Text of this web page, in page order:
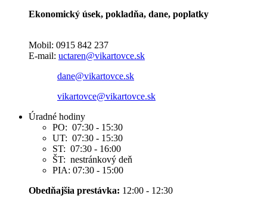
Ekonomický úsek, pokladňa, dane, poplatky
Mobil: 0915 842 237
E-mail: uctaren@vikartovce.sk
dane@vikartovce.sk
vikartovce@vikartovce.sk
Úradné hodiny
PO: 07:30 - 15:30
UT: 07:30 - 15:30
ST: 07:30 - 16:00
ŠT: nestránkový deň
PIA: 07:30 - 15:00
Obedňajšia prestávka: 12:00 - 12:30